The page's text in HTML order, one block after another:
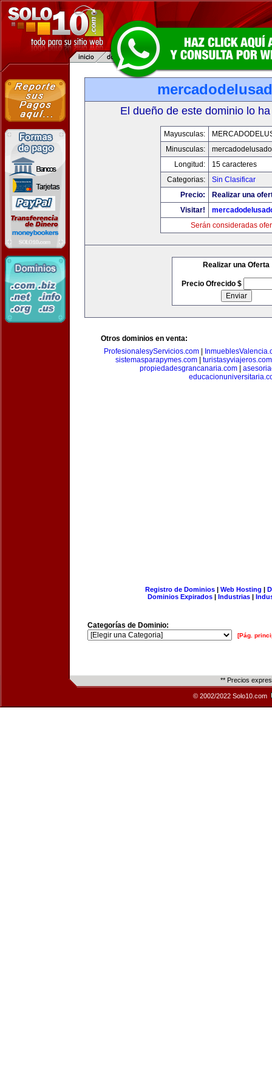
El dueño de este dominio lo
Mayusculas:
Minusculas:
Longitud:
15 caracteres
Categorias:
Sin Clasificar
Precio:
Realizar una
Visitar!
Serán consideradas
Realizar una Oferta
Precio Ofrecido $
Otros dominios en venta:
ProfesionalesyServicios.com
sistemasparapymes.com| turistasyviajeros.com
propiedadesgrancanaria.com
Registro de Dominios| Web Hosting |
Dominios Expirados | Industrias |
Categorías de Dominio:
[Pág.
** Precios
© 2002/2022 Solo10.com